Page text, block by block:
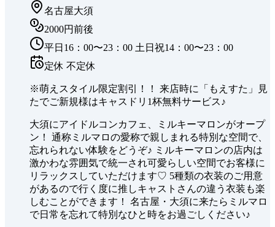
名古屋大須
2000円前後
平日16：00〜23：00 土日祝14：00〜23：00
定休 不定休
※萌えスタイル限定割引！！ 来店時に「もえすた」見
たでご新規様はキャスドリ1杯無料サービス♪
大須にアイドルコンカフェ、ミルキーマロンがオープ
ン！ 通称ミルマロの愛称で親しまれる特別な空間で、
忘れられない体験をどうぞ♪ ミルキーマロンの店内は
激かわな雰囲気で統一され可愛らしい空間でお客様に
リラックスしていただけます♡ 5種類の衣装のご用意
があるので行く度に推しキャストさんの違う衣装も楽
しむことができます！ 名古屋・大須に来たらミルマロ
で日常を忘れて特別なひと時をお過ごしください♪